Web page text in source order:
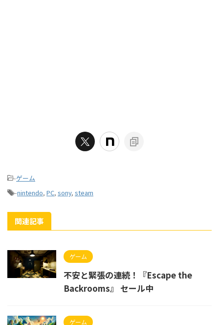
-ゲーム
-nintendo, PC, sony, steam
関連記事
ゲーム
不安と緊張の連続！『Escape the
Backrooms』 セール中
ゲーム